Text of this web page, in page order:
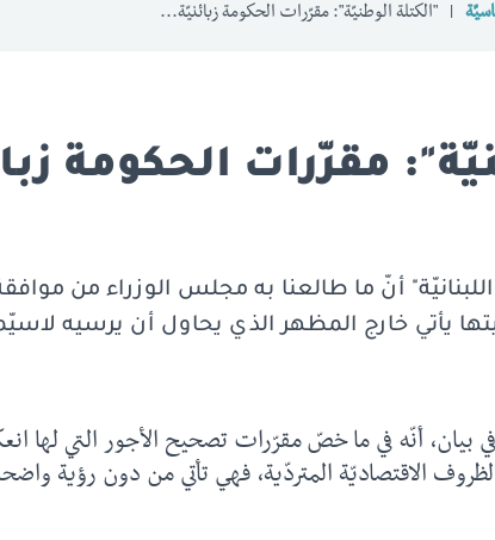
"الكتلة الوطنيّة": مقرّرات الحكومة زبائنيّة...
مقرّرات الحكومة
اللبنانيّة" أنّ ما طالعنا به مجلس الوزراء من
يأتي خارج المظهر الذي يحاول أن يرسيه
بيان، أنّه في ما خصّ مقرّرات تصحيح الأجور التي لها
الاقتصاديّة المتردّية، فهي تأتي من دون رؤية